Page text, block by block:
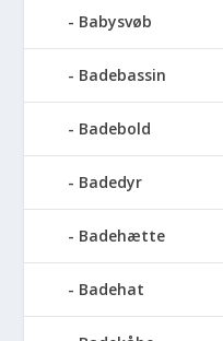
Babysvøb
Badebassin
Badebold
Badedyr
Badehætte
Badehat